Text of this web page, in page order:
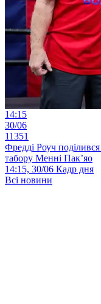
14:15
30/06
11351
Фредді Роуч
табору Менні Пак’яо
14:15, 30/06 Кадр дня
Всі новини